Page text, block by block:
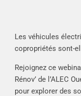
Les véhicules
copropriétés sont-
Rejoignez ce
Rénov’ de l’ALEC
pour explorer des